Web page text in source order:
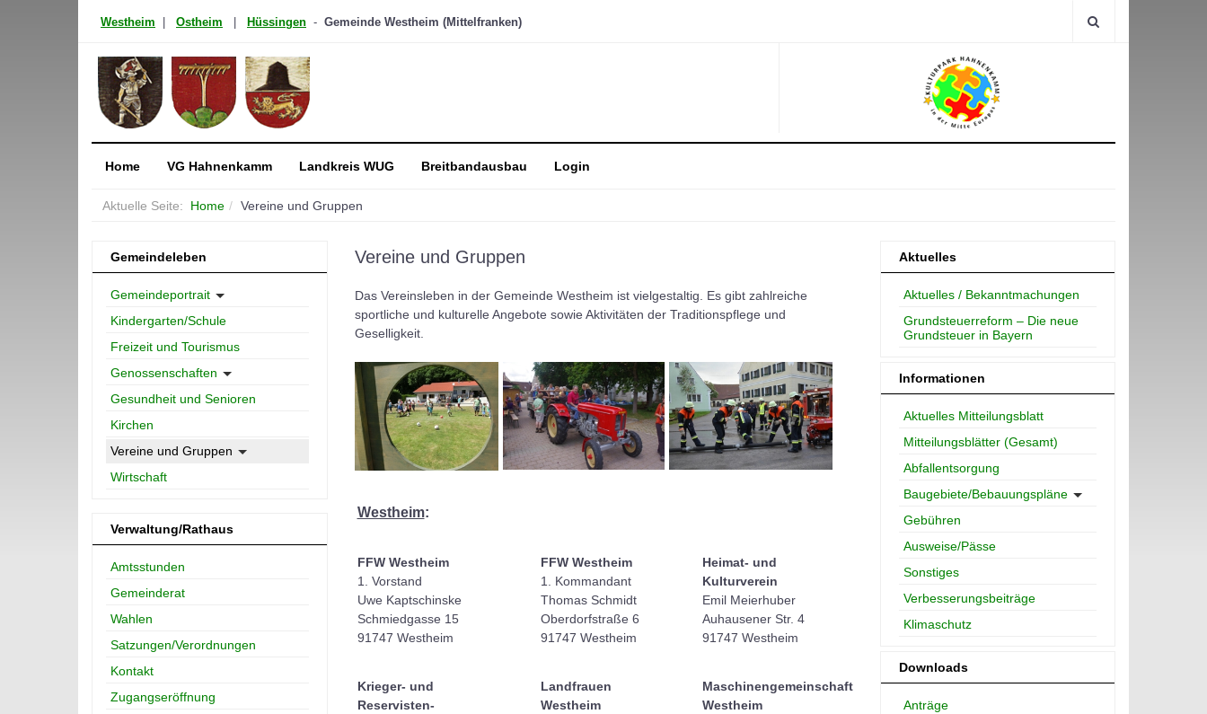
Westheim Ostheim Hüssingen - Gemeinde Westheim (Mittelfranken)
Home VG Hahnenkamm Landkreis WUG Breitbandausbau Login
Aktuelle Seite: Home Vereine und Gruppen
Vereine und Gruppen
Das Vereinsleben in der Gemeinde Westheim ist vielgestaltig. Es gibt zahlreiche
sportliche und kulturelle Angebote sowie Aktivitäten der Traditionspflege und
Geselligkeit.
Westheim:
FFW Westheim
1. Vorstand
Uwe Kaptschinske
Schmiedgasse 15
91747 Westheim
FFW Westheim
1. Kommandant
Thomas Schmidt
Oberdorfstraße 6
91747 Westheim
Heimat- und
Kulturverein
Emil Meierhuber
Auhausener Str. 4
91747 Westheim
Krieger- und
Reservisten-
Landfrauen
Westheim
Maschinengemeinschaft
Westheim
Gemeindeleben
Gemeindeportrait
Kindergarten/Schule
Freizeit und Tourismus
Genossenschaften
Gesundheit und Senioren
Kirchen
Vereine und Gruppen
Wirtschaft
Verwaltung/Rathaus
Amtsstunden
Gemeinderat
Wahlen
Satzungen/Verordnungen
Kontakt
Zugangseröffnung
Aktuelles
Aktuelles / Bekanntmachungen
Grundsteuerreform – Die neue
Grundsteuer in Bayern
Informationen
Aktuelles Mitteilungsblatt
Mitteilungsblätter (Gesamt)
Abfallentsorgung
Baugebiete/Bebauungspläne
Gebühren
Ausweise/Pässe
Sonstiges
Verbesserungsbeiträge
Klimaschutz
Downloads
Anträge